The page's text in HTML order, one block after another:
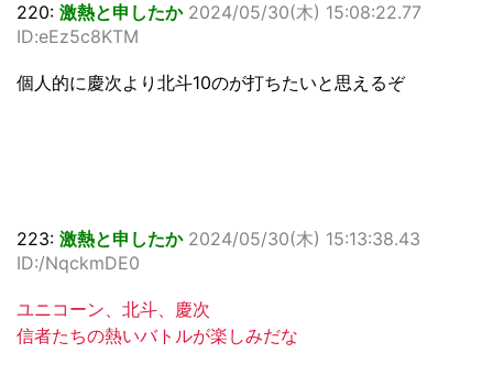
220: 激熱と申したか 2024/05/30(木) 15:08:22.77
ID:eEz5c8KTM
個人的に慶次より北斗10のが打ちたいと思えるぞ
223: 激熱と申したか 2024/05/30(木) 15:13:38.43
ID:/NqckmDE0
ユニコーン、北斗、慶次
信者たちの熱いバトルが楽しみだな